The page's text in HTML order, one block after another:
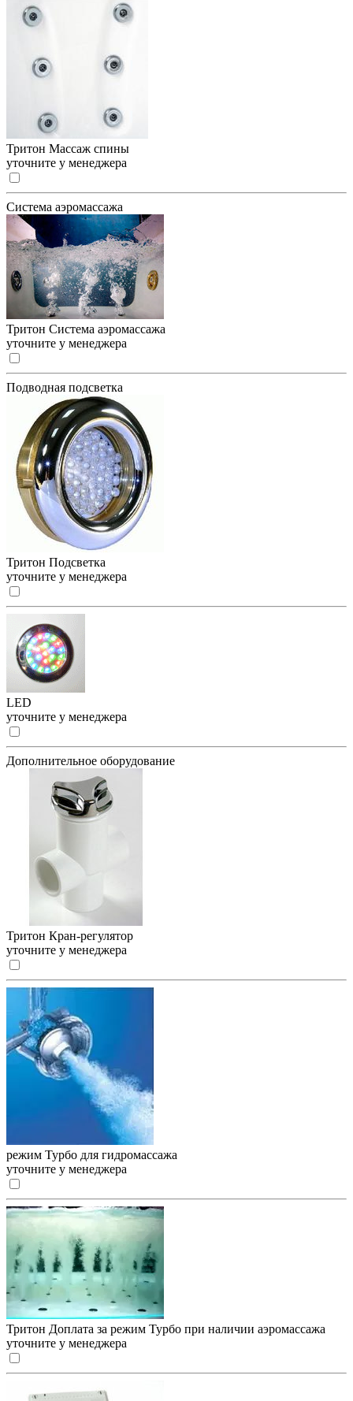
Тритон Массаж спины
уточните у менеджера
Система аэромассажа
Тритон Система аэромассажа
уточните у менеджера
Подводная подсветка
Тритон Подсветка
уточните у менеджера
LED
уточните у менеджера
Дополнительное оборудование
Тритон Кран-регулятор
уточните у менеджера
режим Турбо для гидромассажа
уточните у менеджера
Тритон Доплата за режим Турбо при наличии аэромассажа
уточните у менеджера